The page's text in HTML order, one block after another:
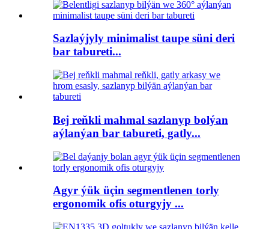
Sazlaýjyly minimalist taupe süni deri
bar tabureti...
Bej reňkli mahmal sazlanyp bolýan
aýlanýan bar tabureti, gatly...
Agyr ýük üçin segmentlenen torly
ergonomik ofis oturgyjy ...